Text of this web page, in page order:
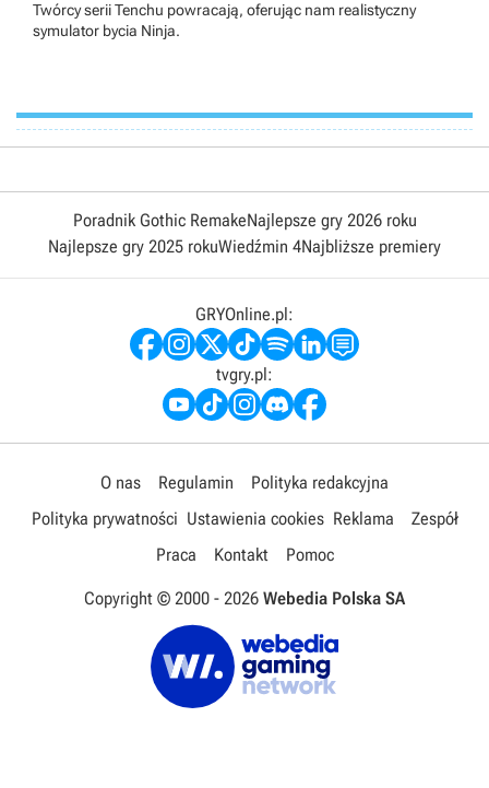
Twórcy serii Tenchu powracają, oferując nam realistyczny
symulator bycia Ninja.
Poradnik Gothic RemakeNajlepsze gry 2026 roku
Najlepsze gry 2025 rokuWiedźmin 4Najbliższe premiery
GRYOnline.pl:
tvgry.pl:
O nas Regulamin
Polityka redakcyjna
Polityka prywatności Ustawienia cookies Reklama
Zespół
Praca
Kontakt Pomoc
Copyright © 2000 - 2026 Webedia Polska SA